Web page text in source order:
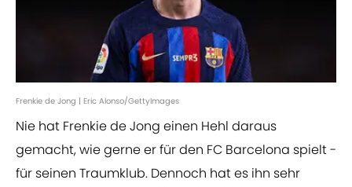
Frenkie de Jong | Eric Alonso/GettyImages
Nie hat Frenkie de Jong einen Hehl daraus
gemacht, wie gerne er für den FC Barcelona spielt -
für seinen Traumklub. Dennoch hat es ihn sehr